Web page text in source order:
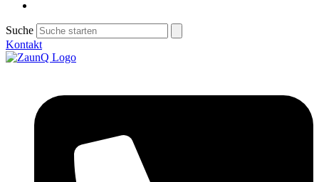
Suche
Kontakt